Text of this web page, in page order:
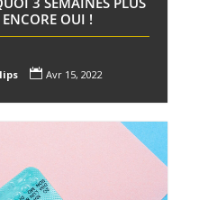
OUI !
 Avr 15, 2022